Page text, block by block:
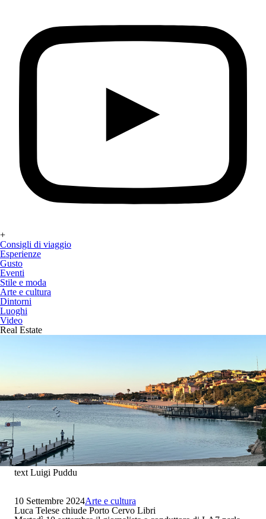
+
Consigli di viaggio
Esperienze
Gusto
Eventi
Stile e moda
Arte e cultura
Dintorni
Luoghi
Video
Real Estate
text Luigi Puddu
10 Settembre 2024Arte e cultura
Luca Telese chiude Porto Cervo Libri